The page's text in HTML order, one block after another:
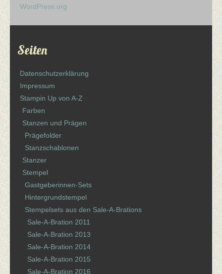
WordPress.org
Seiten
Datenschutzerklärung
Impressum
Stampin Up von A-Z
Farben
Stanzen und Prägen
Prägefolder
Stanzschablonen
Stanzer
Stempel
Gastgeberinnen-Sets
Hintergrundstempel
Stempelsets aus den Sale-A-Brations
Sale-A-Bration 2011
Sale-A-Bration 2013
Sale-A-Bration 2014
Sale-A-Bration 2015
Sale-A-Bration 2016